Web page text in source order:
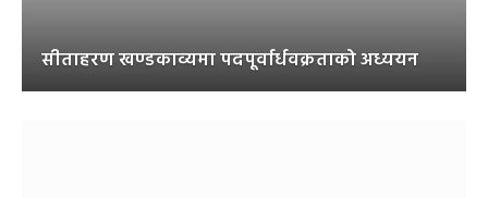
सीताहरण खण्डकाव्यमा पदपूर्वार्धवक्रताको अध्ययन